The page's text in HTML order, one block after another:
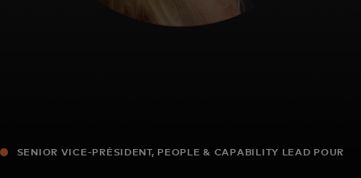
SENIOR VICE-PRÉSIDENT, PEOPLE & CAPABILITY LEAD POUR